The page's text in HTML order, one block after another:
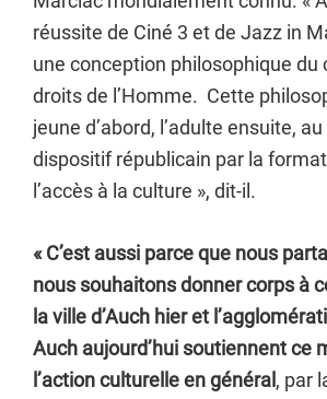
réussite de Ciné 3 et de Jazz in
une conception philosophique du
droits de l’Homme. Cette
jeune d’abord, l’adulte ensuite,
dispositif républicain par la
l’accès à la culture », dit-il.
« C’est aussi parce que nous
nous souhaitons donner corps à
la ville d’Auch hier et
Auch aujourd’hui soutiennent ce
l’action culturelle en général , par